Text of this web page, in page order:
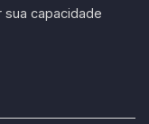
capacidade